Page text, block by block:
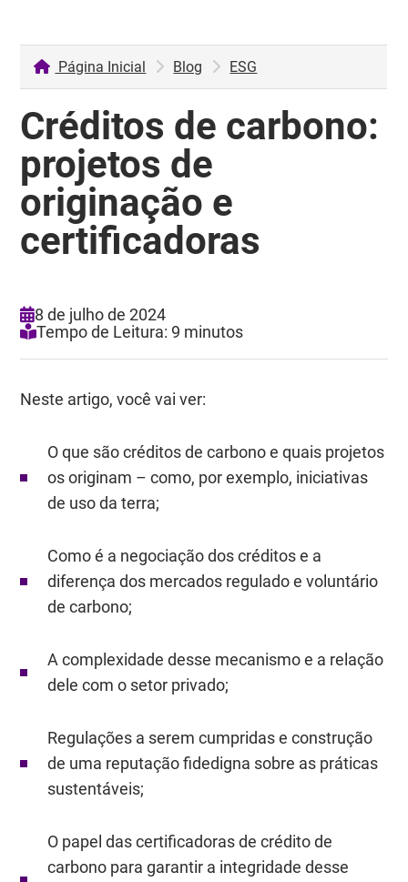
Página Inicial Blog ESG
Créditos de carbono:
projetos de
originação e
certificadoras
8 de julho de 2024
Tempo de Leitura: 9 minutos
Neste artigo, você vai ver:
O que são créditos de carbono e quais projetos
os originam – como, por exemplo, iniciativas
de uso da terra;
Como é a negociação dos créditos e a
diferença dos mercados regulado e voluntário
de carbono;
A complexidade desse mecanismo e a relação
dele com o setor privado;
Regulações a serem cumpridas e construção
de uma reputação fidedigna sobre as práticas
sustentáveis;
O papel das certificadoras de crédito de
carbono para garantir a integridade desse